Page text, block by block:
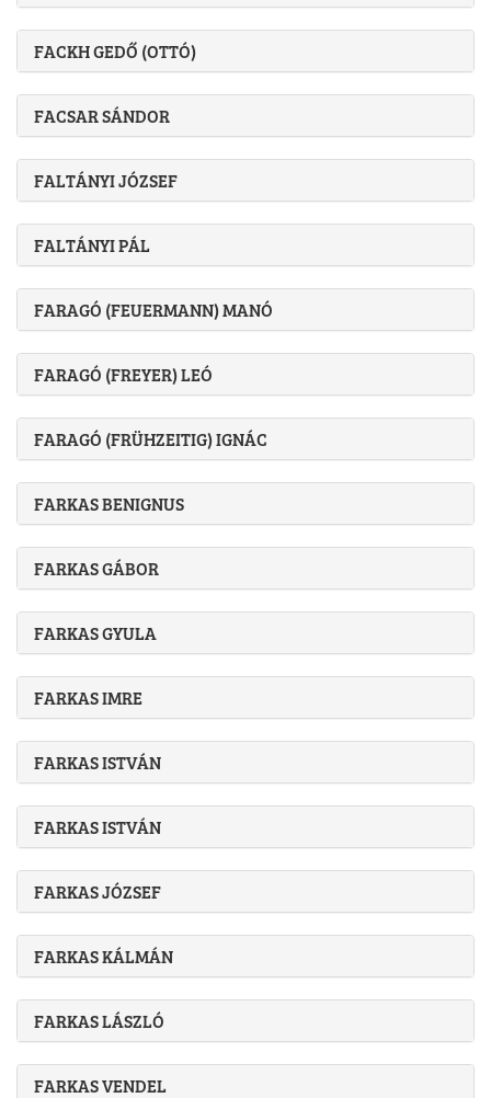
FACKH GEDŐ (OTTÓ)
FACSAR SÁNDOR
FALTÁNYI JÓZSEF
FALTÁNYI PÁL
FARAGÓ (FEUERMANN) MANÓ
FARAGÓ (FREYER) LEÓ
FARAGÓ (FRÜHZEITIG) IGNÁC
FARKAS BENIGNUS
FARKAS GÁBOR
FARKAS GYULA
FARKAS IMRE
FARKAS ISTVÁN
FARKAS ISTVÁN
FARKAS JÓZSEF
FARKAS KÁLMÁN
FARKAS LÁSZLÓ
FARKAS VENDEL